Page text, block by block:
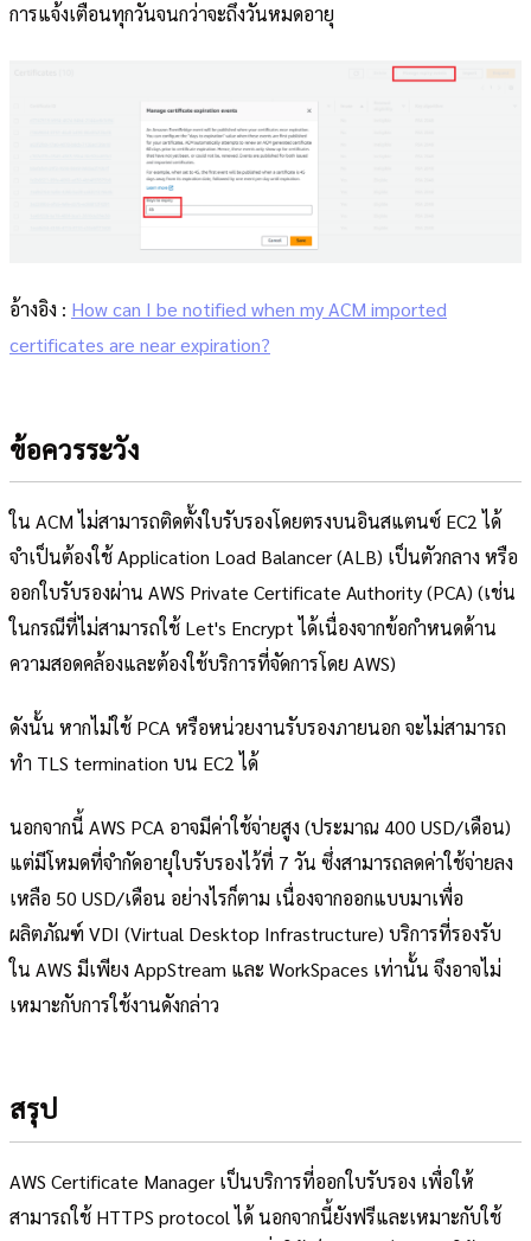
การแจ้งเตือนทุกวันจนกว่าจะถึงวันหมดอายุ
อ้างอิง : How can I be notified when my ACM imported
certificates are near expiration?
ข้อควรระวัง
ใน ACM ไม่สามารถติดตั้งใบรับรองโดยตรงบนอินสแตนซ์ EC2 ได้
จำเป็นต้องใช้ Application Load Balancer (ALB) เป็นตัวกลาง หรือ
ออกใบรับรองผ่าน AWS Private Certificate Authority (PCA) (เช่น
ในกรณีที่ไม่สามารถใช้ Let's Encrypt ได้เนื่องจากข้อกำหนดด้าน
ความสอดคล้องและต้องใช้บริการที่จัดการโดย AWS)
ดังนั้น หากไม่ใช้ PCA หรือหน่วยงานรับรองภายนอก จะไม่สามารถ
ทำ TLS termination บน EC2 ได้
นอกจากนี้ AWS PCA อาจมีค่าใช้จ่ายสูง (ประมาณ 400 USD/เดือน)
แต่มีโหมดที่จำกัดอายุใบรับรองไว้ที่ 7 วัน ซึ่งสามารถลดค่าใช้จ่ายลง
เหลือ 50 USD/เดือน อย่างไรก็ตาม เนื่องจากออกแบบมาเพื่อ
ผลิตภัณฑ์ VDI (Virtual Desktop Infrastructure) บริการที่รองรับ
ใน AWS มีเพียง AppStream และ WorkSpaces เท่านั้น จึงอาจไม่
เหมาะกับการใช้งานดังกล่าว
สรุป
AWS Certificate Manager เป็นบริการที่ออกใบรับรอง เพื่อให้
สามารถใช้ HTTPS protocol ได้ นอกจากนี้ยังฟรีและเหมาะกับใช้